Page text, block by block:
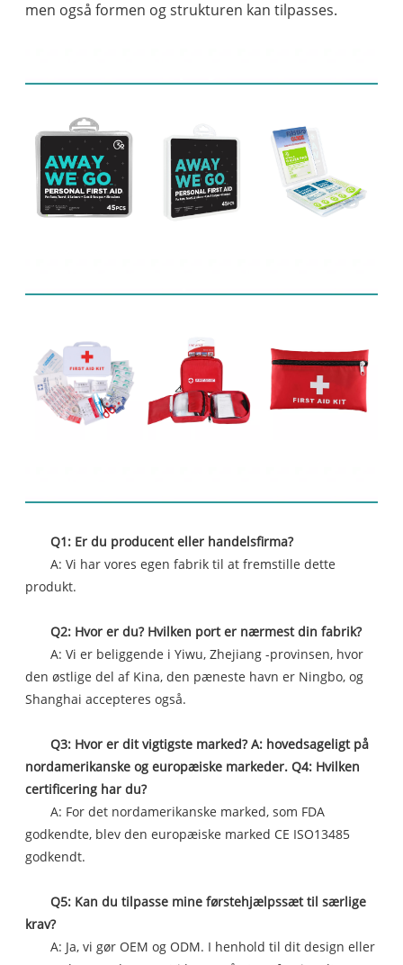
men også formen og strukturen kan tilpasses.
Q1: Er du producent eller handelsfirma?
A: Vi har vores egen fabrik til at fremstille dette
produkt.
Q2: Hvor er du? Hvilken port er nærmest din fabrik?
A: Vi er beliggende i Yiwu, Zhejiang -provinsen, hvor
den østlige del af Kina, den pæneste havn er Ningbo, og
Shanghai accepteres også.
Q3: Hvor er dit vigtigste marked? A: hovedsageligt på
nordamerikanske og europæiske markeder. Q4: Hvilken
certificering har du?
A: For det nordamerikanske marked, som FDA
godkendte, blev den europæiske marked CE ISO13485
godkendt.
Q5: Kan du tilpasse mine førstehjælpssæt til særlige
krav?
A: Ja, vi gør OEM og ODM. I henhold til dit design eller